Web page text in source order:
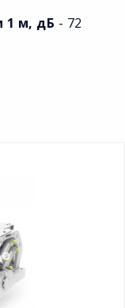
1 м, дБ - 72